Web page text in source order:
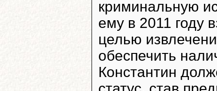
криминальную
ему в 2011 году
целью
обеспечить
Константин